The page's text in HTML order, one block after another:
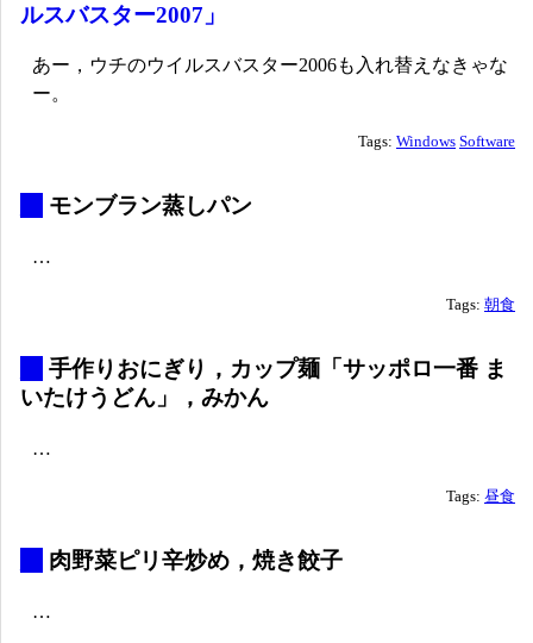
ルスバスター2007」
あー，ウチのウイルスバスター2006も入れ替えなきゃな
ー。
Tags: Windows Software
モンブラン蒸しパン
…
Tags: 朝食
手作りおにぎり，カップ麺「サッポロ一番 ま
いたけうどん」，みかん
…
Tags: 昼食
肉野菜ピリ辛炒め，焼き餃子
…